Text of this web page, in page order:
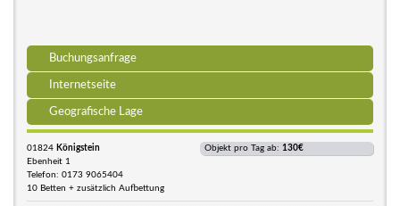
Buchungsanfrage
Internetseite
Geografische Lage
01824 Königstein
Ebenheit 1
Telefon: 0173 9065404
10 Betten + zusätzlich Aufbettung
Objekt pro Tag ab: 130€